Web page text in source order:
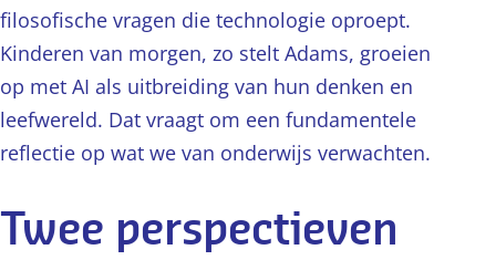
filosofische vragen die technologie oproept.
Kinderen van morgen, zo stelt Adams, groeien
op met AI als uitbreiding van hun denken en
leefwereld. Dat vraagt om een fundamentele
reflectie op wat we van onderwijs verwachten.
Twee perspectieven